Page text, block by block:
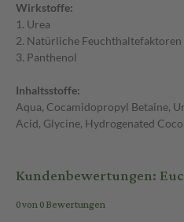
Wirkstoffe:
1. Urea
2. Natürliche Feuchthaltefaktoren
3. Panthenol
Inhaltsstoffe:
Aqua, Cocamidopropyl Betaine,
Acid, Glycine, Hydrogenated
Kundenbewertungen:
0 von 0 Bewertungen